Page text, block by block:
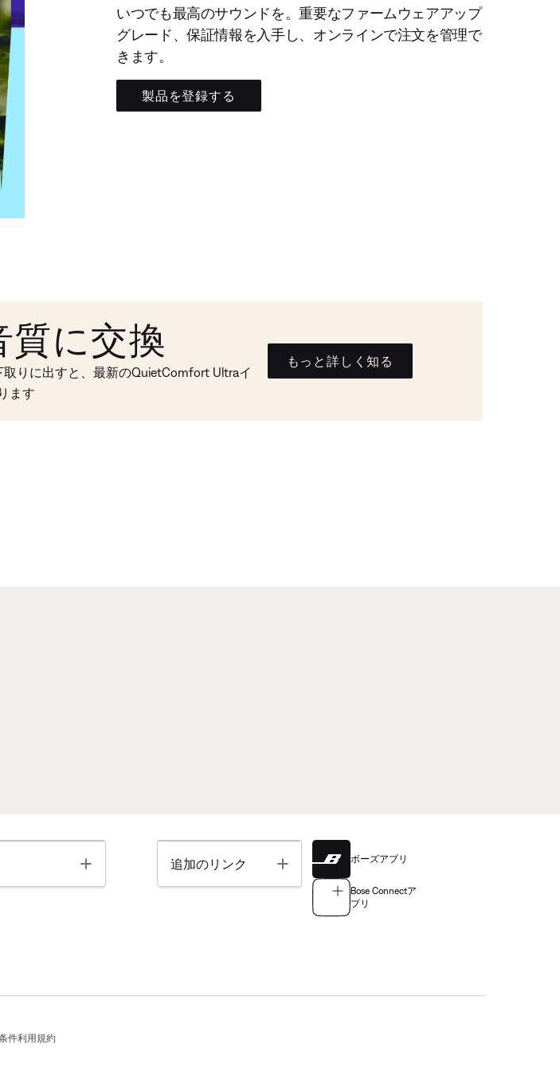
いつでも最高のサウンドを。重要なファームウェアアップ
グレード、保証情報を入手し、オンラインで注文を管理で
きます。
製品を登録する
質に交換
りに出すと、最新のQuietComfort Ultraイ
ます
もっと詳しく知る
Toggle 追加のリンク Toggle ボーズアプリ
Bose Connectア
プリ
件利用規約